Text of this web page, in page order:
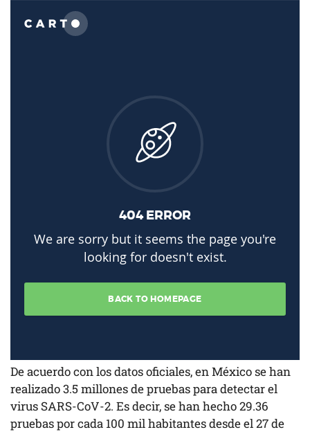
De acuerdo con los datos oficiales, en México se han
realizado 3.5 millones de pruebas para detectar el
virus SARS-CoV-2. Es decir, se han hecho 29.36
pruebas por cada 100 mil habitantes desde el 27 de